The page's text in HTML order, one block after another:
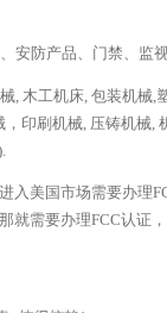
防产品、门禁、监
木工机床, 包装机械,
印刷机械, 压铸机械,
美国市场需要办理
就需要办理FCC认证